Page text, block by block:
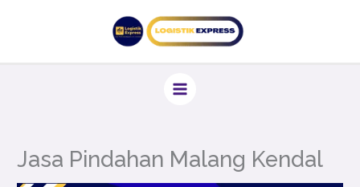
Jasa Pindahan Malang Kendal